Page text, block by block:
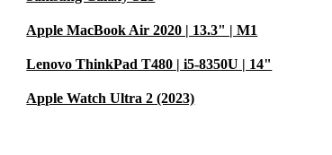
Apple MacBook Air 2020 | 13.3" | M1
Lenovo ThinkPad T480 | i5-8350U | 14"
Apple Watch Ultra 2 (2023)